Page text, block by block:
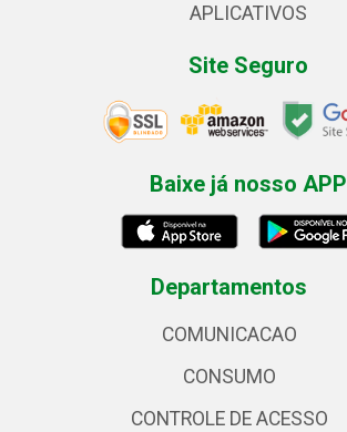
APLICATIVOS
Site Seguro
Baixe já nosso APP
Departamentos
COMUNICACAO
CONSUMO
CONTROLE DE ACESSO